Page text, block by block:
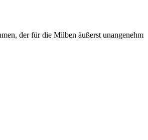
der für die Milben äußerst unangenehm